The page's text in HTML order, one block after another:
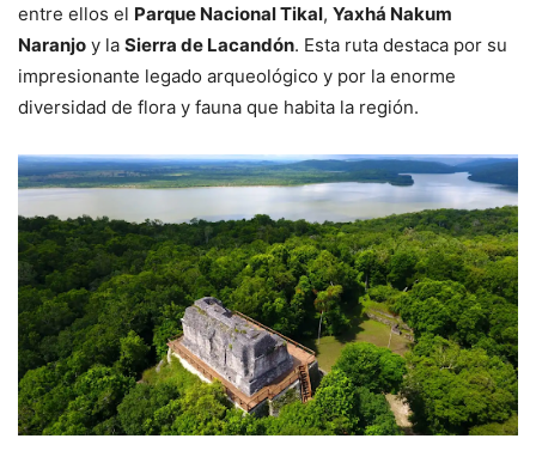
entre ellos el Parque Nacional Tikal, Yaxhá Nakum
Naranjo y la Sierra de Lacandón. Esta ruta destaca por su
impresionante legado arqueológico y por la enorme
diversidad de flora y fauna que habita la región.